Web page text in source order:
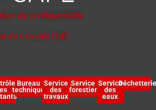
de confidentialité
de cookies (UE)
Bureau
technique
Service
des
travaux
Service
forestier
Service
des
eaux
Déchetterie